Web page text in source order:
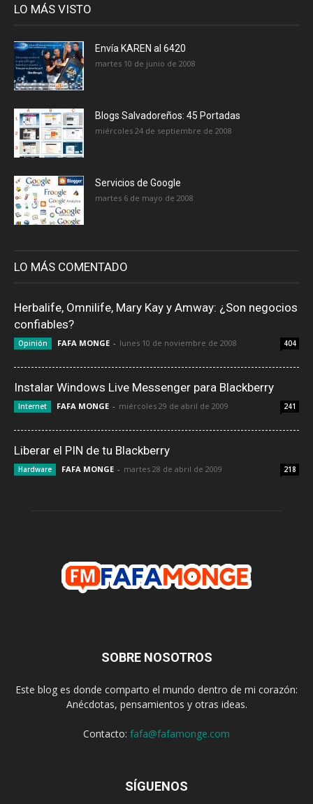
LO MÁS VISTO
Envía KAREN al 6420
martes 10 de junio de 2008
Blogs Salvadoreños: 45 Portadas
miércoles 24 de septiembre de 2008
Servicios de Google
martes 6 de mayo de 2008
LO MÁS COMENTADO
Herbalife, Omnilife, Mary Kay y Amway: ¿Son negocios
confiables?
Opinión FAFA MONGE - lunes 10 de noviembre de 2008 404
Instalar Windows Live Messenger para Blackberry
Internet FAFA MONGE - miércoles 29 de abril de 2009 241
Liberar el PIN de tu Blackberry
Hardware FAFA MONGE - martes 28 de abril de 2009 218
SOBRE NOSOTROS
Este blog es donde comparto el mundo dentro de mi corazón:
Anécdotas, pensamientos y otras ideas.
Contacto: fafa@fafamonge.com
SÍGUENOS